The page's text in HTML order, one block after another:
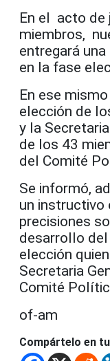
En el acto de
miembros,
entregará
en la fase
En ese
elección de
y la
de los 43
del Comité
Se informó,
un instructivo
precisiones
desarrollo
elección
Secretaria
Comité
of-am
Compártelo en